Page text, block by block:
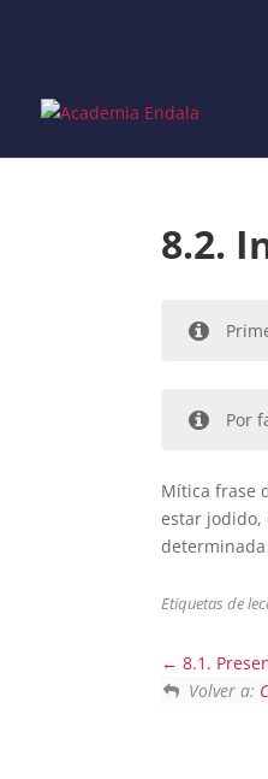
8.2.
Por
Mítica frase
estar jodido,
Etiquetas de
8.1.
Volver a: